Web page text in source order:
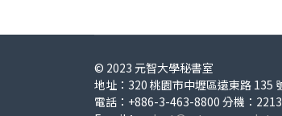
© 2023 元智大學秘書室
地址：320 桃園市中壢區遠東路 135
電話：+886-3-463-8800 分機：2213